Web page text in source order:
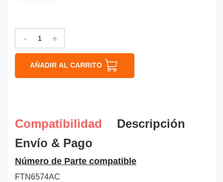
- +
AÑADIR AL CARRITO
Compatibilidad
Descripción
Envío & Pago
Número de Parte compatible
FTN6574AC